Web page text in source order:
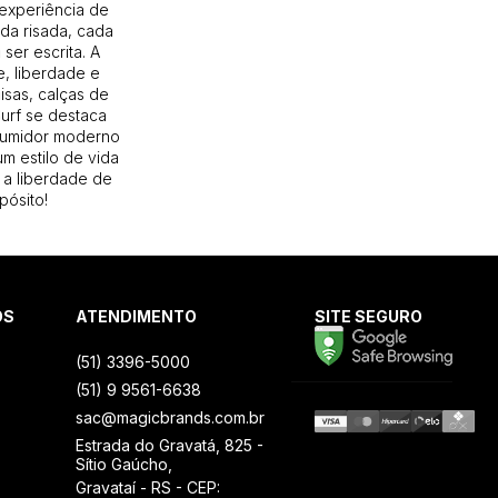
detalhe.
de
risada, cada
escrita. A
liberdade e
calças de
se destaca
moderno
estilo de vida
a liberdade de
ATENDIMENTO
(51) 3396-5000
(51) 9 9561-6638
sac@magicbrands.com.br
Estrada do Gravatá, 825 -
Sítio Gaúcho,
Gravataí - RS - CEP:
SITE SEGURO